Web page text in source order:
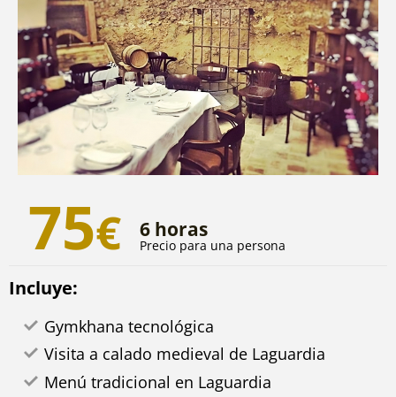
75€ 6 horas
Precio para una persona
Incluye:
Gymkhana tecnológica
Visita a calado medieval de Laguardia
Menú tradicional en Laguardia